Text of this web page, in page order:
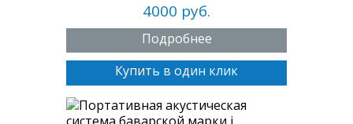
4000 руб.
Подробнее
Купить в один клик